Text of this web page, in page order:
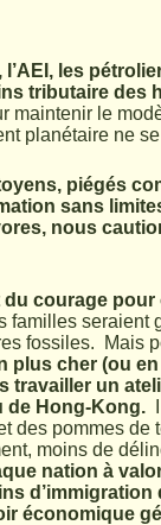
l’AEI, les
tributaire des
maintenir le
planétaire ne
piégés
sans
nous
du courage
familles seraient
fossiles. Mais
plus cher (ou
travailler un
de Hong-Kong.
des pommes de
moins de
nation à
économique